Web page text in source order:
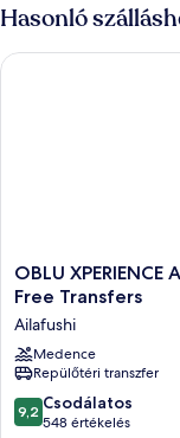
Hasonló
OBLU
XPERIENCE
-
All
Inclusive
with
Free
OBLU
Free Transfers
Ailafushi
Medence
Repülőtéri transzfer
9.2
ennyiből:
9,2 Csodálatos
548 értékelés
OBLU XPERIENCE